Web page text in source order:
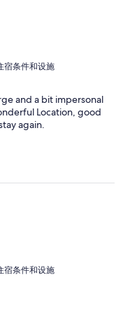
宿条件和设施
and a bit impersonal
Location, good
again.
宿条件和设施